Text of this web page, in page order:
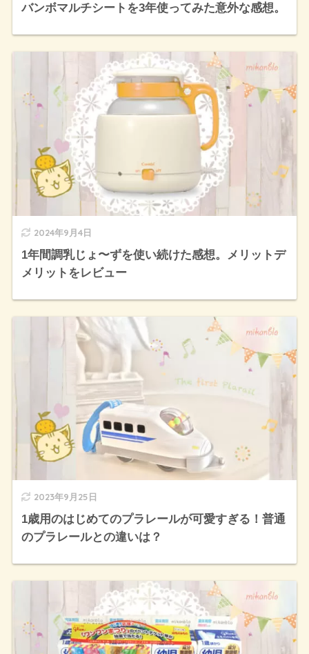
バンボマルチシートを3年使ってみた意外な感想。
2024年9月4日
1年間調乳じょ〜ずを使い続けた感想。メリットデ
メリットをレビュー
2023年9月25日
1歳用のはじめてのプラレールが可愛すぎる！普通
のプラレールとの違いは？